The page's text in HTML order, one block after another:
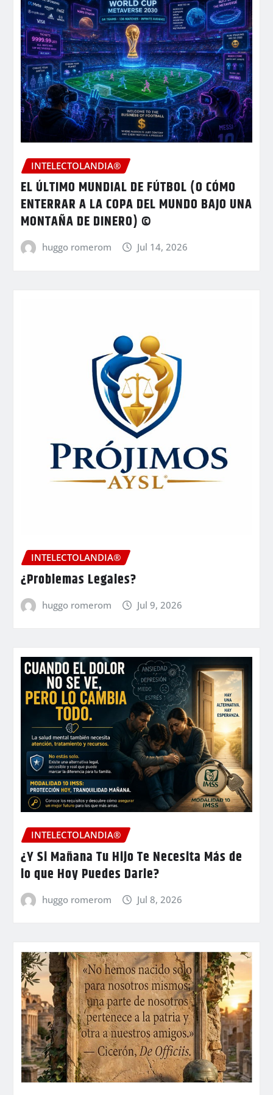
INTELECTOLANDIA®
EL ÚLTIMO MUNDIAL DE FÚTBOL (O CÓMO
ENTERRAR A LA COPA DEL MUNDO BAJO UNA
MONTAÑA DE DINERO) ©
huggo romerom Jul 14, 2026
INTELECTOLANDIA®
¿Problemas Legales?
huggo romerom Jul 9, 2026
INTELECTOLANDIA®
¿Y Si Mañana Tu Hijo Te Necesita Más de
lo que Hoy Puedes Darle?
huggo romerom Jul 8, 2026